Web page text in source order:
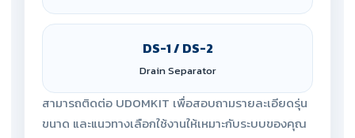
DS-1 / DS-2
Drain Separator
สามารถติดต่อ UDOMKIT เพื่อสอบถามรายละเอียดรุ่น
ขนาด และแนวทางเลือกใช้งานให้เหมาะกับระบบของคุณ